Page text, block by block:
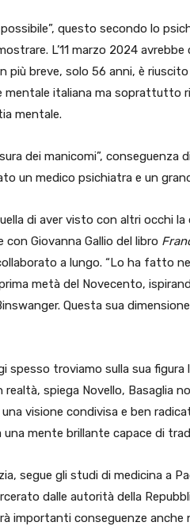
questo secondo lo
L’11 marzo 2024
più breve, solo 56 anni, è
mentale italiana ma soprattutto
mentale.
dei manicomi”,
un medico psichiatra e un
di aver visto con altri occhi
con Giovanna Gallio del libro
a lungo. “Lo ha fatto
metà del Novecento,
Questa sua
spesso troviamo sulla sua figura
spiega Novello, Basaglia
visione condivisa e ben
una mente brillante capace di
segue gli studi di medicina a
dalle autorità della
importanti conseguenze anche